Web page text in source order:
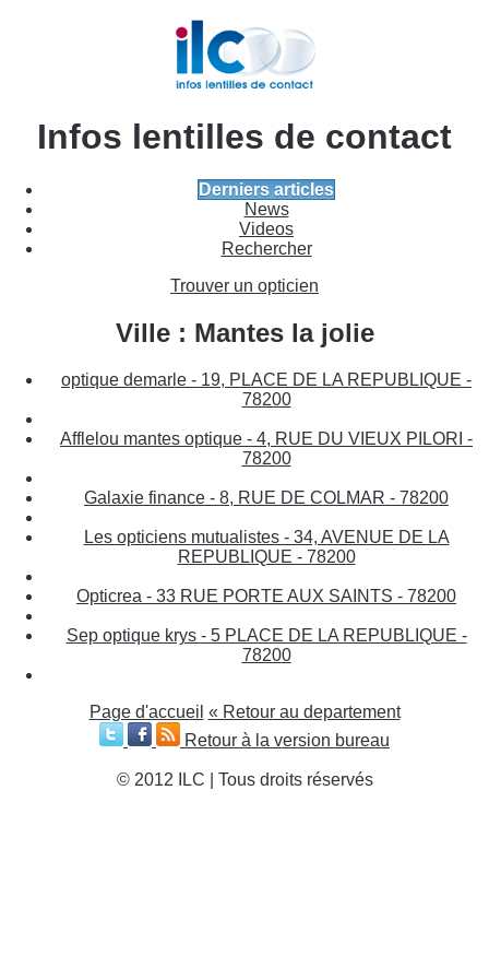
Infos lentilles de contact
Derniers articles
News
Videos
Rechercher
Trouver un opticien
Ville : Mantes la jolie
optique demarle - 19, PLACE DE LA REPUBLIQUE -
78200
Afflelou mantes optique - 4, RUE DU VIEUX PILORI -
78200
Galaxie finance - 8, RUE DE COLMAR - 78200
Les opticiens mutualistes - 34, AVENUE DE LA
REPUBLIQUE - 78200
Opticrea - 33 RUE PORTE AUX SAINTS - 78200
Sep optique krys - 5 PLACE DE LA REPUBLIQUE -
78200
Page d'accueil « Retour au departement
Retour à la version bureau
© 2012 ILC | Tous droits réservés